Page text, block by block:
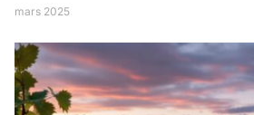
mars 2025